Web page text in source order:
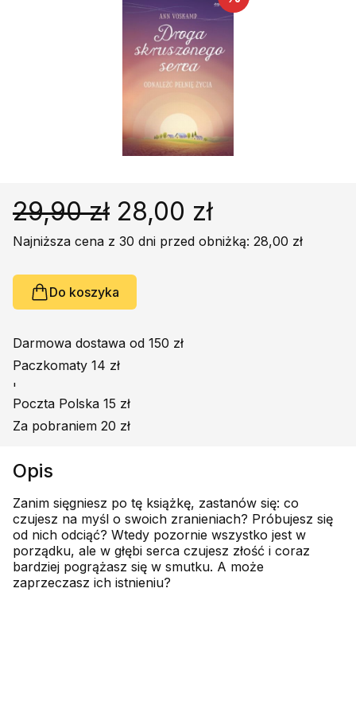
Książki obcojęzyczne
Poradniki, leksykony...
Promocja
29,90 zł 28,00 zł
Najniższa cena z 30 dni przed obniżką: 28,00 zł
Do koszyka
Darmowa dostawa od 150 zł
Paczkomaty 14 zł
'
Poczta Polska 15 zł
Za pobraniem 20 zł
Opis
Zanim sięgniesz po tę książkę, zastanów się: co
czujesz na myśl o swoich zranieniach? Próbujesz się
od nich odciąć? Wtedy pozornie wszystko jest w
porządku, ale w głębi serca czujesz złość i coraz
bardziej pogrążasz się w smutku. A może
zaprzeczasz ich istnieniu?